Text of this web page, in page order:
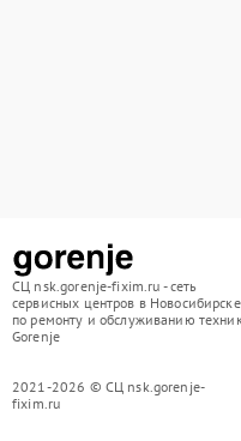
СЦ nsk.gorenje-fixim.ru - сеть
сервисных центров в Новосибирске
по ремонту и обслуживанию
Gorenje
2021-2026 © СЦ nsk.gorenje-
fixim.ru